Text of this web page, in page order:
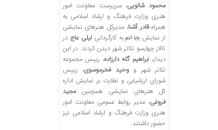
محمود شالویی، سرپرست معاونت امور
هنری وزارت فرهنگ و ارشاد اسلامی به
همراهقادر آشنا، مدیرکل هنرهای نمایشی
از نمایشبابا آدمبه کارگردانی لیلی عاج در
تالار چهارسو تئاتر شهر دیدن کردند. در این
دیدار، ابراهیم گله دارزاده، رییس مجموعه
تئاتر شهر ووحید فخرموسوی، رییس
شورای ارزشیابی و نظارت بر نمایش اداره
کل هنرهای نمایشی همچنینمجید
فروغی، مدیر روابط عمومی معاونت امور
هنری وزارت فرهنگ و ارشاد اسلامی نیز
حضور داشتند.